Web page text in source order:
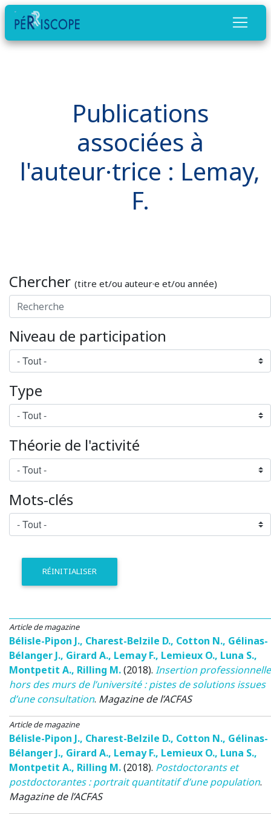
Publications
associées à
l'auteur·trice : Lemay,
F.
Chercher (titre et/ou auteur·e et/ou année)
Niveau de participation
Type
Théorie de l'activité
Mots-clés
RÉINITIALISER
Article de magazine
Bélisle-Pipon J., Charest-Belzile D., Cotton N., Gélinas-
Bélanger J., Girard A., Lemay F., Lemieux O., Luna S.,
Montpetit A., Rilling M.(2018). Insertion professionnelle
hors des murs de l’université : pistes de solutions issues
d’une consultation. Magazine de l’ACFAS
Article de magazine
Bélisle-Pipon J., Charest-Belzile D., Cotton N., Gélinas-
Bélanger J., Girard A., Lemay F., Lemieux O., Luna S.,
Montpetit A., Rilling M.(2018). Postdoctorants et
postdoctorantes : portrait quantitatif d’une population.
Magazine de l’ACFAS